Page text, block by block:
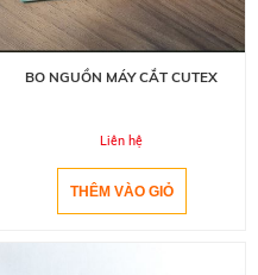
BO NGUỒN MÁY CẮT CUTEX
Liên hệ